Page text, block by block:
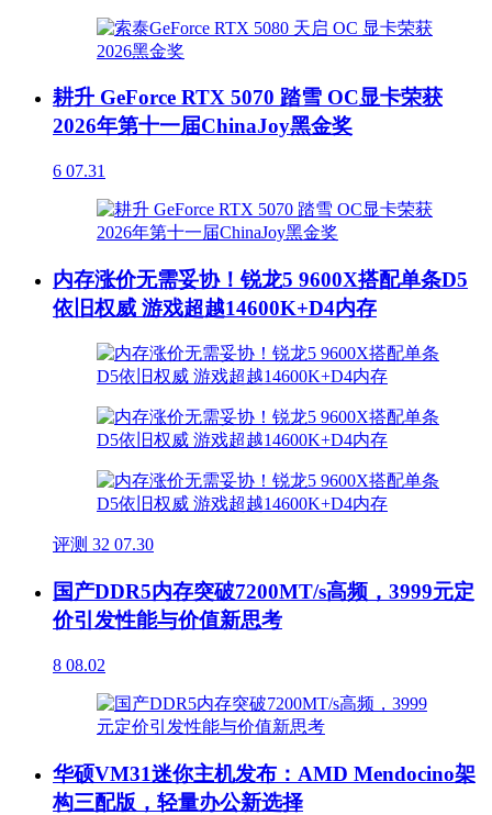
耕升 GeForce RTX 5070 踏雪 OC显卡荣获
2026年第十一届ChinaJoy黑金奖
6 07.31
内存涨价无需妥协！锐龙5 9600X搭配单条D5
依旧权威 游戏超越14600K+D4内存
评测 32 07.30
国产DDR5内存突破7200MT/s高频，3999元定
价引发性能与价值新思考
8 08.02
华硕VM31迷你主机发布：AMD Mendocino架
构三配版，轻量办公新选择